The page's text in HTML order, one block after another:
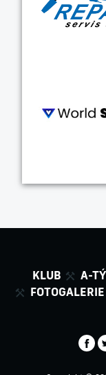
KLUB A-
FOTOGALERIE